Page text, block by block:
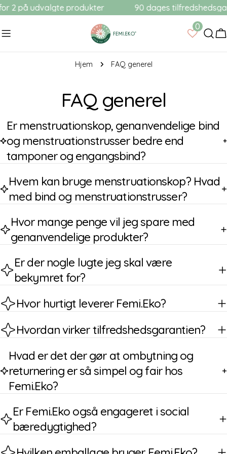
Gå
indhold
2 på udvalgte produkter
90 dages
0
Hjem FAQ generel
FAQ generel
Er menstruationskop, genanvendelige bind
og menstruationstrusser bedre end
tamponer og engangsbind?
Hvem kan bruge menstruationskop? Hvad
med bind og menstruationstrusser?
Hvor mange penge vil jeg spare med
genanvendelige produkter?
Er der nogle lugte jeg skal være
bekymret for?
Hvor hurtigt leverer Femi.Eko?
Hvordan virker tilfredshedsgarantien?
Hvad er det der gør at ombytning og
returnering er så simpel og fair hos
Femi.Eko?
Er Femi.Eko også engageret i social
bæredygtighed?